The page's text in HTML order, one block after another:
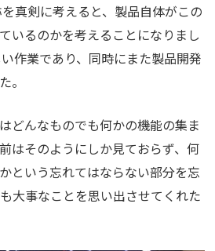
真剣に考えると、製品自体がこの
いるのかを考えることになりまし
作業であり、同時にまた製品開発
。
どんなものでも何かの機能の集ま
はそのようにしか見ておらず、何
という忘れてはならない部分を忘
大事なことを思い出させてくれた